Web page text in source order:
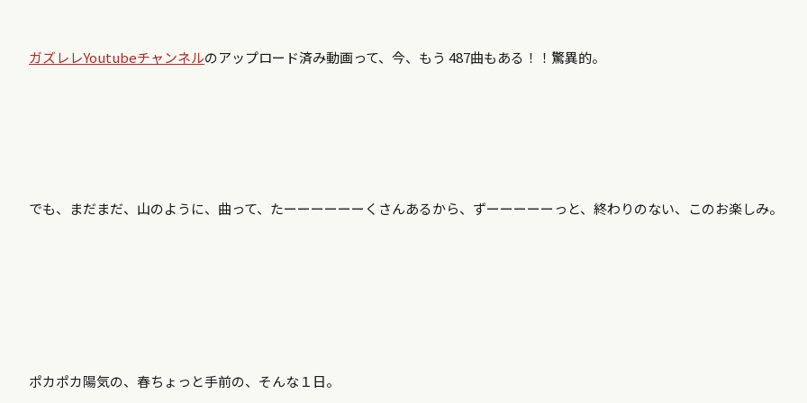
ガズレレYoutubeチャンネルのアップロード済み動画って、今、もう 487曲もある！！驚異的。
でも、まだまだ、山のように、曲って、たーーーーーーくさんあるから、ずーーーーーっと、終わりのない、このお楽しみ。
ポカポカ陽気の、春ちょっと手前の、そんな１日。